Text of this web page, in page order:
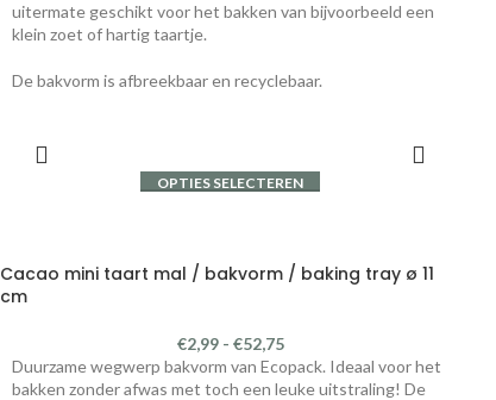
uitermate geschikt voor het bakken van bijvoorbeeld een
klein zoet of hartig taartje.
De bakvorm is afbreekbaar en recyclebaar.
OPTIES SELECTEREN
Cacao mini taart mal / bakvorm / baking tray ø 11
cm
€2,99 - €52,75
Duurzame wegwerp bakvorm van Ecopack. Ideaal voor het
bakken zonder afwas met toch een leuke uitstraling! De